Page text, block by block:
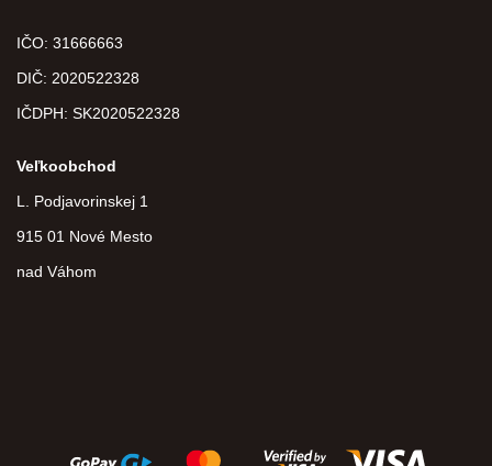
IČO: 31666663
DIČ: 2020522328
IČDPH: SK2020522328
Veľkoobchod
L. Podjavorinskej 1
915 01 Nové Mesto
nad Váhom